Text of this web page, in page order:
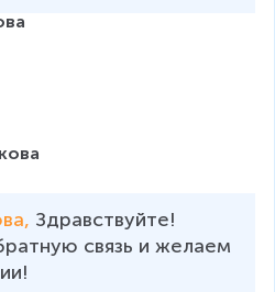
Здравствуйте!
связь и желаем